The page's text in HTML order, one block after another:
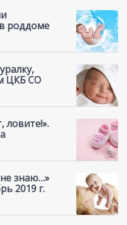
роддоме
ЦКБ СО
ловите!».
не знаю…»
2019 г.